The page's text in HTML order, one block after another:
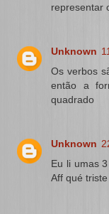
representar
Unknown
Os verbos
então a
quadrado
Unknown
Eu li umas
Aff qué triste